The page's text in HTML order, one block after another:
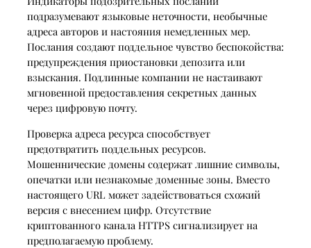
подразумевают языковые неточности, необычные
адреса авторов и настояния немедленных мер.
Послания создают поддельное чувство беспокойства:
предупреждения приостановки депозита или
взыскания. Подлинные компании не настаивают
мгновенной предоставления секретных данных
через цифровую почту.
Проверка адреса ресурса способствует
предотвратить поддельных ресурсов.
Мошеннические домены содержат лишние символы,
опечатки или незнакомые доменные зоны. Вместо
настоящего URL может задействоваться схожий
версия с внесением цифр. Отсутствие
криптованного канала HTTPS сигнализирует на
предполагаемую проблему.